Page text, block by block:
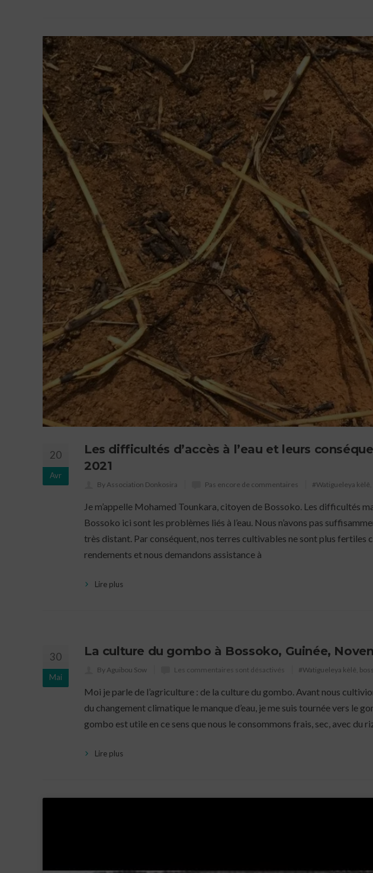
20
Avr
Les difficultés d’accès à l’eau et leurs
2021
By Association Donkosira Pas encore de commentaires #Watigueleya kèlê
Je m’appelle Mohamed Tounkara, citoyen de Bossoko. Les difficultés
Bossoko ici sont les problèmes liés à l’eau. Nous n’avons pas
très distant. Par conséquent, nos terres cultivables ne sont plus fertiles
rendements et nous demandons assistance à
Lire plus
30
Mai
La culture du gombo à Bossoko, Guinée,
By Aguibou Sow Les commentaires sont désactivés #Watigueleya kèlê
Moi je parle de l’agriculture : de la culture du gombo. Avant nous
du changement climatique le manque d’eau, je me suis tournée vers le
gombo est utile en ce sens que nous le consommons frais, sec, avec du
Lire plus